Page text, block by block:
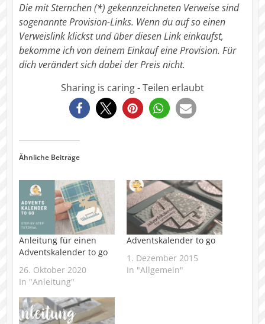
Die mit Sternchen (*) gekennzeichneten Verweise sind
sogenannte Provision-Links. Wenn du auf so einen
Verweislink klickst und über diesen Link einkaufst,
bekomme ich von deinem Einkauf eine Provision. Für
dich verändert sich dabei der Preis nicht.
Sharing is caring - Teilen erlaubt
4012
Ähnliche Beiträge
Anleitung für einen
Adventskalender to go
26. Oktober 2020
In "Anleitung"
Adventskalender to go
1. Dezember 2015
In "Allgemein"